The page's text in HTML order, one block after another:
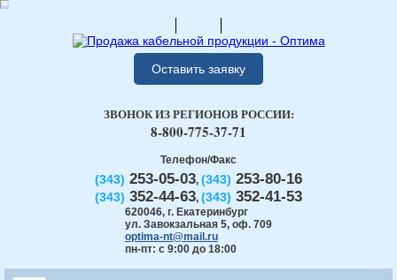
Оставить заявку
Телефон/Факс
(343) 253-05-03, (343) 253-80-16
(343) 352-44-63, (343) 352-41-53
620046, г. Екатеринбург
ул. Завокзальная 5, оф. 709
optima-nt@mail.ru
пн-пт: с 9:00 до 18:00
ЗВОНОК ИЗ РЕГИОНОВ РОССИИ:
8-800-775-37-71